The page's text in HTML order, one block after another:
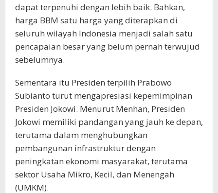
dapat terpenuhi dengan lebih baik. Bahkan,
harga BBM satu harga yang diterapkan di
seluruh wilayah Indonesia menjadi salah satu
pencapaian besar yang belum pernah terwujud
sebelumnya.
Sementara itu Presiden terpilih Prabowo
Subianto turut mengapresiasi kepemimpinan
Presiden Jokowi. Menurut Menhan, Presiden
Jokowi memiliki pandangan yang jauh ke depan,
terutama dalam menghubungkan
pembangunan infrastruktur dengan
peningkatan ekonomi masyarakat, terutama
sektor Usaha Mikro, Kecil, dan Menengah
(UMKM).